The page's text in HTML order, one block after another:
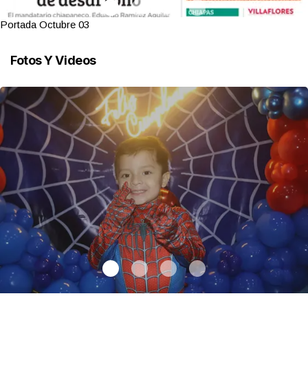
Portada Octubre 03
Fotos Y Videos